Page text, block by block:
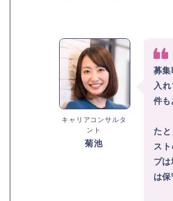
キャリアコンサルタ
ント
菊池
募
入
件も
た
ス
プ
は